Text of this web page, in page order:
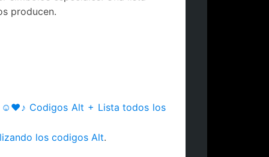
producen.
☺♥♪ Codigos Alt + Lista todos los
los codigos Alt.